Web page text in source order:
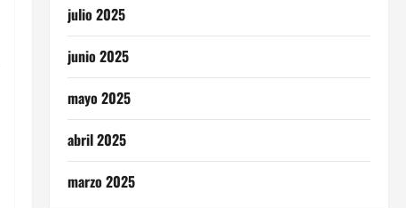
julio 2025
junio 2025
mayo 2025
abril 2025
marzo 2025